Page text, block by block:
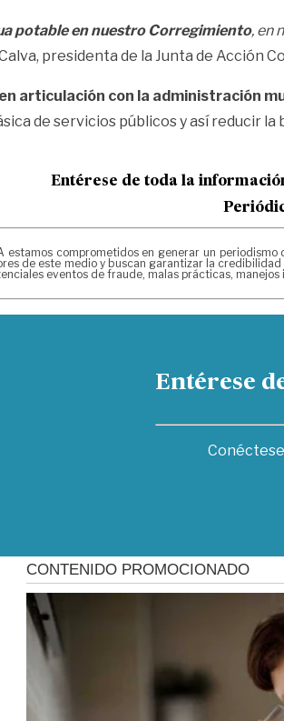
potable en nuestro Corregimiento, en
presidenta de la Junta de Acción
articulación con la administración
de servicios públicos y así reducir
Entérese de toda la
estamos comprometidos en generar un
de este medio y buscan garantizar la
eventos de fraude, malas prácticas,
Entérese